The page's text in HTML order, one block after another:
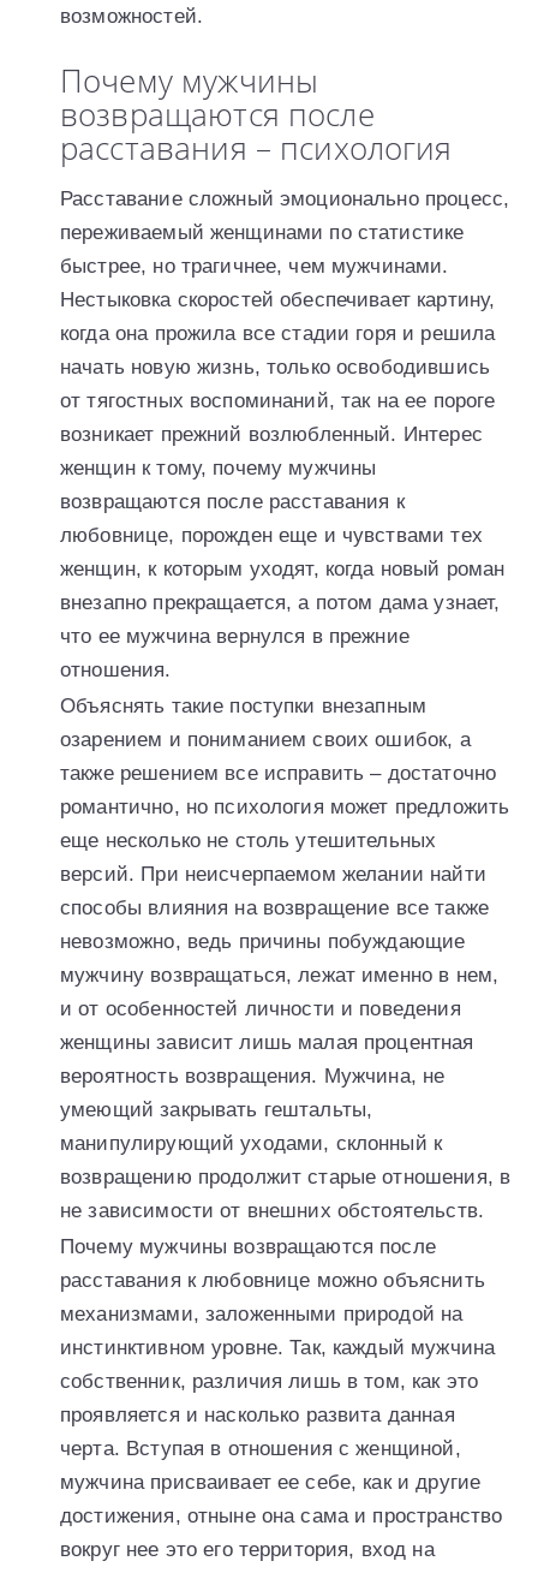
возможностей.
Почему мужчины
возвращаются после
расставания – психология
Расставание сложный эмоционально процесс,
переживаемый женщинами по статистике
быстрее, но трагичнее, чем мужчинами.
Нестыковка скоростей обеспечивает картину,
когда она прожила все стадии горя и решила
начать новую жизнь, только освободившись
от тягостных воспоминаний, так на ее пороге
возникает прежний возлюбленный. Интерес
женщин к тому, почему мужчины
возвращаются после расставания к
любовнице, порожден еще и чувствами тех
женщин, к которым уходят, когда новый роман
внезапно прекращается, а потом дама узнает,
что ее мужчина вернулся в прежние
отношения.
Объяснять такие поступки внезапным
озарением и пониманием своих ошибок, а
также решением все исправить – достаточно
романтично, но психология может предложить
еще несколько не столь утешительных
версий. При неисчерпаемом желании найти
способы влияния на возвращение все также
невозможно, ведь причины побуждающие
мужчину возвращаться, лежат именно в нем,
и от особенностей личности и поведения
женщины зависит лишь малая процентная
вероятность возвращения. Мужчина, не
умеющий закрывать гештальты,
манипулирующий уходами, склонный к
возвращению продолжит старые отношения, в
не зависимости от внешних обстоятельств.
Почему мужчины возвращаются после
расставания к любовнице можно объяснить
механизмами, заложенными природой на
инстинктивном уровне. Так, каждый мужчина
собственник, различия лишь в том, как это
проявляется и насколько развита данная
черта. Вступая в отношения с женщиной,
мужчина присваивает ее себе, как и другие
достижения, отныне она сама и пространство
вокруг нее это его территория, вход на